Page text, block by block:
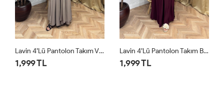
Lavin 4’lü Pantolon Takım Bordo
1,999 TL
Lavin 4’lü Pantolon Takım Siyah
1,999 TL